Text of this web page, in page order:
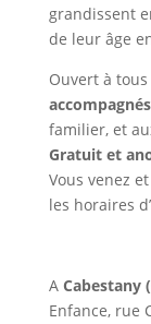
grandissent
de leur âge
Ouvert à tous
familier, et
Gratuit et
Vous venez
les horaires
A Cabestany (
Enfance, rue